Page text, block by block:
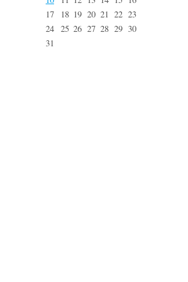
17
18 19 20 21 22 23
24 25 26 27 28 29 30
31